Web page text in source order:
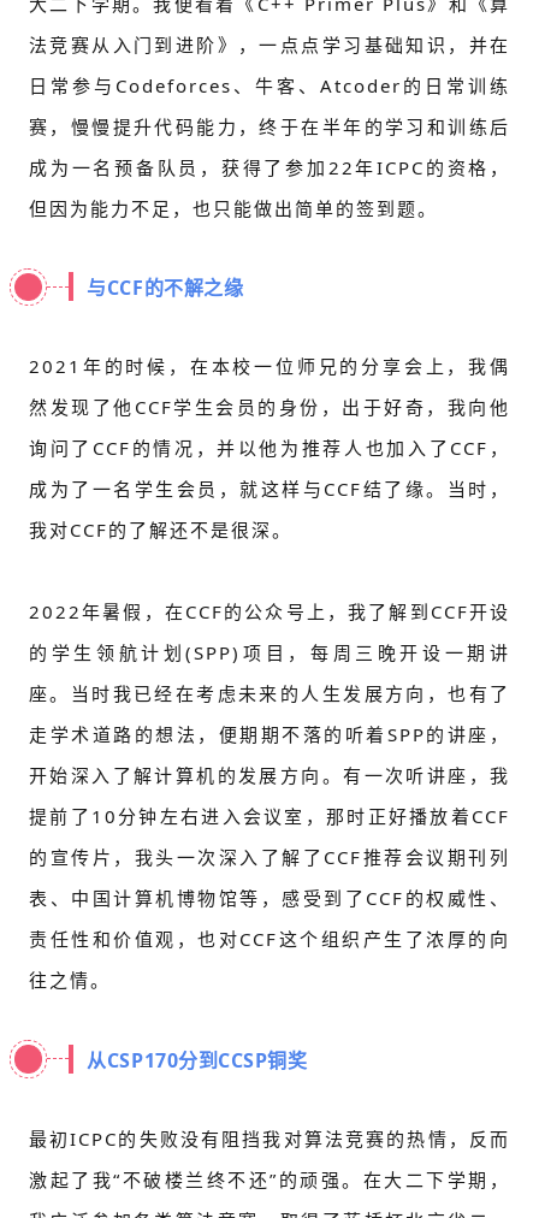
法竞赛从入门到进阶》，一点点学习基础知识，并在
日常参与Codeforces、牛客、Atcoder的日常训练
赛，慢慢提升代码能力，终于在半年的学习和训练后
成为一名预备队员，获得了参加22年ICPC的资格，
但因为能力不足，也只能做出简单的签到题。
与CCF的不解之缘
2021年的时候，在本校一位师兄的分享会上，我偶
然发现了他CCF学生会员的身份，出于好奇，我向他
询问了CCF的情况，并以他为推荐人也加入了CCF，
成为了一名学生会员，就这样与CCF结了缘。当时，
我对CCF的了解还不是很深。
2022年暑假，在CCF的公众号上，我了解到CCF开设
的学生领航计划(SPP)项目，每周三晚开设一期讲
座。当时我已经在考虑未来的人生发展方向，也有了
走学术道路的想法，便期期不落的听着SPP的讲座，
开始深入了解计算机的发展方向。有一次听讲座，我
提前了10分钟左右进入会议室，那时正好播放着CCF
的宣传片，我头一次深入了解了CCF推荐会议期刊列
表、中国计算机博物馆等，感受到了CCF的权威性、
责任性和价值观，也对CCF这个组织产生了浓厚的向
往之情。
从CSP170分到CCSP铜奖
最初ICPC的失败没有阻挡我对算法竞赛的热情，反而
激起了我“不破楼兰终不还”的顽强。在大二下学期，